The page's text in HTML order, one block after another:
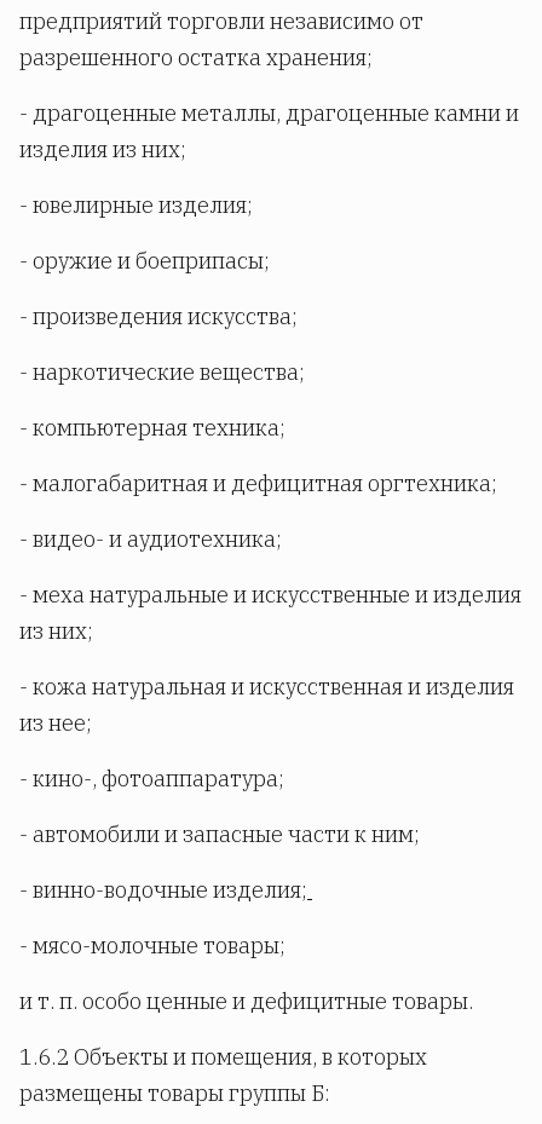
предприятий торговли независимо от
разрешенного остатка хранения;
- драгоценные металлы, драгоценные камни и
изделия из них;
- ювелирные изделия;
- оружие и боеприпасы;
- произведения искусства;
- наркотические вещества;
- компьютерная техника;
- малогабаритная и дефицитная оргтехника;
- видео- и аудиотехника;
- меха натуральные и искусственные и изделия
из них;
- кожа натуральная и искусственная и изделия
из нее;
- кино-, фотоаппаратура;
- автомобили и запасные части к ним;
- винно-водочные изделия;
- мясо-молочные товары;
и т. п. особо ценные и дефицитные товары.
1.6.2 Объекты и помещения, в которых
размещены товары группы Б: